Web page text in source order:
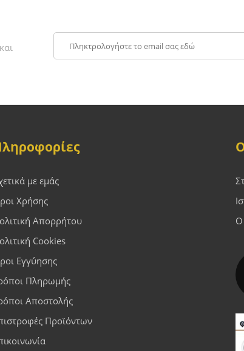
με εμάς
Χρήσης
Απορρήτου
Cookies
Εγγύησης
Πληρωμής
Αποστολής
Προϊόντων
Ο